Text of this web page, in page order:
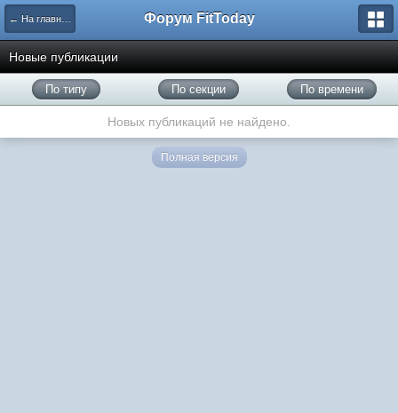
← На главную Форум FitToday
Новые публикации
По типу По секции По времени
Новых публикаций не найдено.
Полная версия